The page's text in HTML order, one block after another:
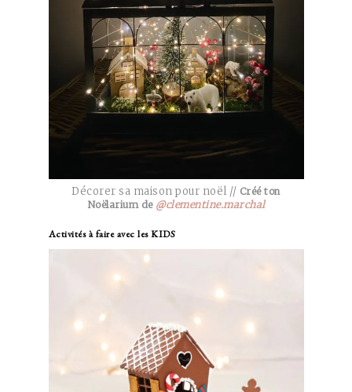
Décorer sa maison pour noël // Créé ton
Noëlarium de @clementine.marchal
Activités à faire avec les KIDS